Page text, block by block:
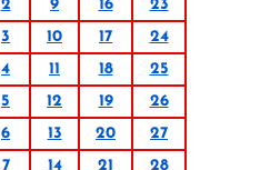
2 9 16
23
3 10 17
24
4 11 18
25
5 12 19
26
6 13 20
27
7 14 21
28